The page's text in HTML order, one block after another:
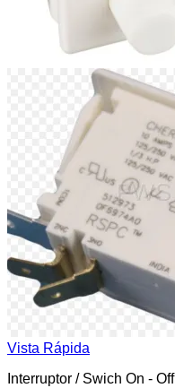
Vista Rápida
Interruptor / Swich On - Off